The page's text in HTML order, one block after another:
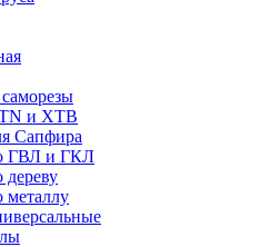
и ХTB
Сапфира
ГВЛ и ГКЛ
металлу